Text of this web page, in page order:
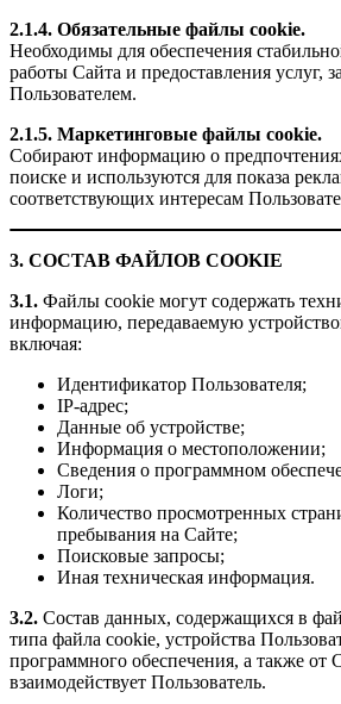
2.1.4. Обязательные файлы cookie.
Необходимы для обеспечения
работы Сайта и предоставления услуг,
Пользователем.
2.1.5. Маркетинговые файлы cookie.
Собирают информацию о
поиске и используются для показа
соответствующих интересам
3. СОСТАВ ФАЙЛОВ COOKIE
3.1. Файлы cookie могут содержать
информацию, передаваемую
включая:
Идентификатор Пользователя;
IP-адрес;
Данные об устройстве;
Информация о местоположении;
Сведения о программном
Логи;
Количество просмотренных
пребывания на Сайте;
Поисковые запросы;
Иная техническая информация.
3.2. Состав данных, содержащихся в
типа файла cookie, устройства
программного обеспечения, а также от
взаимодействует Пользователь.